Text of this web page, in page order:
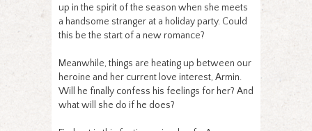
up in the spirit of the season when she meets
a handsome stranger at a holiday party. Could
this be the start of a new romance?
Meanwhile, things are heating up between our
heroine and her current love interest, Armin.
Will he finally confess his feelings for her? And
what will she do if he does?